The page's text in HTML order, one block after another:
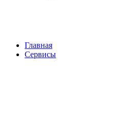
Главная
Сервисы